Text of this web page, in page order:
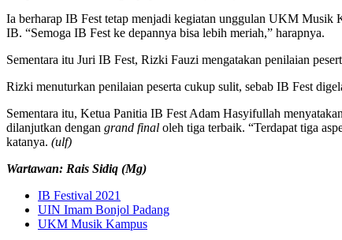
Ia berharap IB Fest tetap menjadi kegiatan unggulan UKM Musik
IB. “Semoga IB Fest ke depannya bisa lebih meriah,” harapnya.
Sementara itu Juri IB Fest, Rizki Fauzi mengatakan penilaian
Rizki menuturkan penilaian peserta cukup sulit, sebab IB Fest
Sementara itu, Ketua Panitia IB Fest Adam Hasyifullah
dilanjutkan dengan grand final oleh tiga terbaik. “Terdapat tiga
katanya. (ulf)
Wartawan: Rais Sidiq (Mg)
IB Festival 2021
UIN Imam Bonjol Padang
UKM Musik Kampus